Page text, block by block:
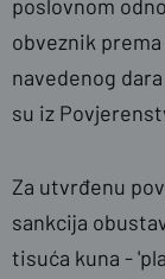
poslovnom
obveznik
navedenog
su iz
Za utvrđenu
sankcija
tisuća kuna -